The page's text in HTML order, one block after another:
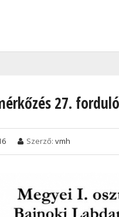
27. forduló
Szerző: vmh